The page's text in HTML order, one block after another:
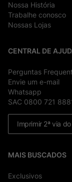
Nossa História
Trabalhe conosco
Nossas Lojas
CENTRAL DE
Perguntas
Envie um e-mail
Whatsapp
SAC 0800 721
Imprimir 2ª via
MAIS BUSCADOS
Exclusivos